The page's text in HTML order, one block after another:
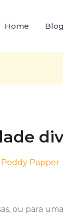
Home Blog
Peddy Papper
ou para